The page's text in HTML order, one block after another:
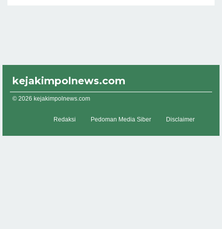
kejakimpolnews.com
© 2026 kejakimpolnews.com
Redaksi Pedoman Media Siber Disclaimer